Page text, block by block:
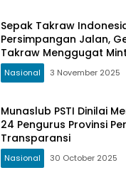
Sepak Takraw
Persimpangan Jalan,
Takraw Menggugat
Bersikap Tegas
Nasional 3 November 2025
Munaslub PSTI Dinilai
24 Pengurus Provinsi
Transparansi
Nasional 30 October 2025